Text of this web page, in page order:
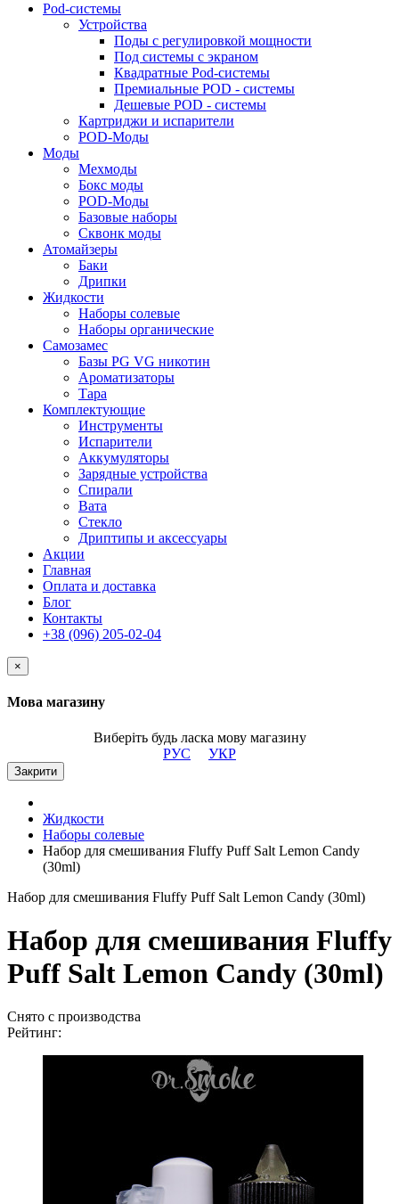
Pod-системы
Устройства
Поды с регулировкой мощности
Под системы с экраном
Квадратные Pod-системы
Премиальные POD - системы
Дешевые POD - системы
Картриджи и испарители
POD-Моды
Моды
Мехмоды
Бокс моды
POD-Моды
Базовые наборы
Сквонк моды
Атомайзеры
Баки
Дрипки
Жидкости
Наборы солевые
Наборы органические
Самозамес
Базы PG VG никотин
Ароматизаторы
Тара
Комплектующие
Инструменты
Испарители
Аккумуляторы
Зарядные устройства
Спирали
Вата
Стекло
Дриптипы и аксессуары
Акции
Главная
Оплата и доставка
Блог
Контакты
+38 (096) 205-02-04
×
Мова магазину
Виберіть будь ласка мову магазину
РУС
УКР
Закрити
Жидкости
Наборы солевые
Набор для смешивания Fluffy Puff Salt Lemon Candy
(30ml)
Набор для смешивания Fluffy Puff Salt Lemon Candy (30ml)
Набор для смешивания Fluffy
Puff Salt Lemon Candy (30ml)
Снято с производства
Рейтинг: